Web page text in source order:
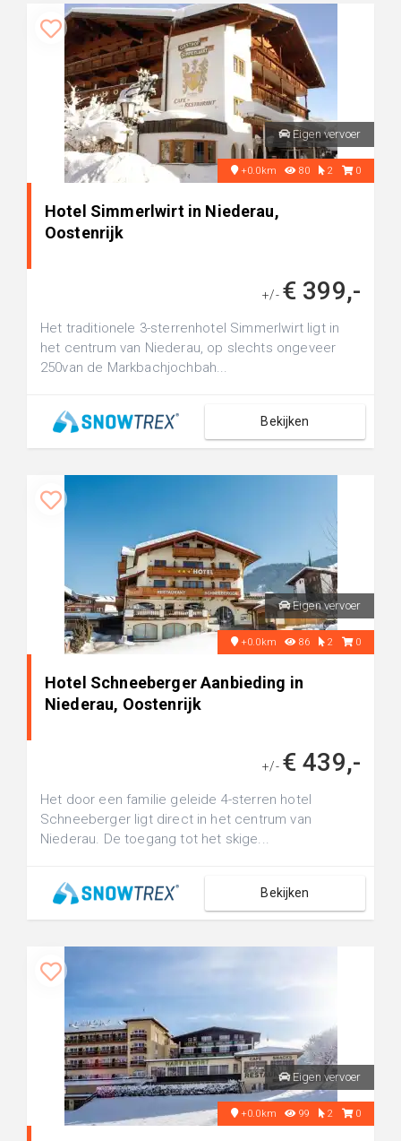
Eigen vervoer
+0.0km 80 2 0
Hotel Simmerlwirt in Niederau,
Oostenrijk
+/- € 399,-
Het traditionele 3-sterrenhotel Simmerlwirt ligt in
het centrum van Niederau, op slechts ongeveer
250van de Markbachjochbah...
Bekijken
Eigen vervoer
+0.0km 86 2 0
Hotel Schneeberger Aanbieding in
Niederau, Oostenrijk
+/- € 439,-
Het door een familie geleide 4-sterren hotel
Schneeberger ligt direct in het centrum van
Niederau. De toegang tot het skige...
Bekijken
Eigen vervoer
+0.0km 99 2 0